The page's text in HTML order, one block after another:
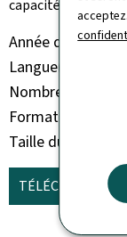
capacités
Année de
Langue(s)
Nombre de pages
Format du
Taille du fichier
TÉLÉCHARGER